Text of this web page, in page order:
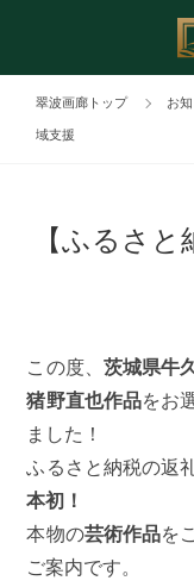
翠波画廊トップ お
域支援
【ふるさ
この度、 茨城県牛
猪野直也作品をお
ました！
ふるさと納税の返
本初！
本物の芸術作品を
ご案内です。